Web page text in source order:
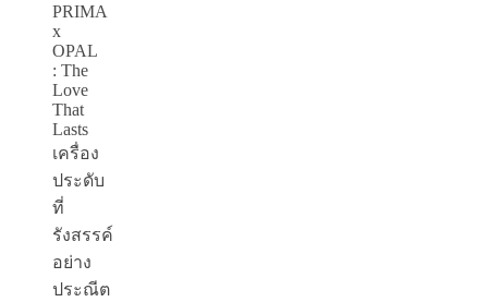
PRIMA
x
OPAL
: The
Love
That
Lasts
เครื่อง
ประดับ
ที่
รังสรรค์
อย่าง
ประณีต